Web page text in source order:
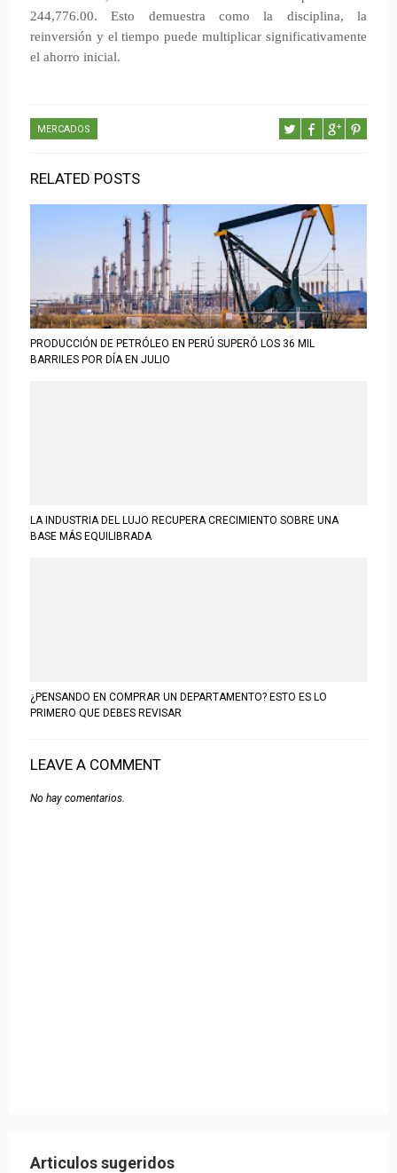
244,776.00. Esto demuestra como la disciplina, la
reinversión y el tiempo puede multiplicar significativamente
el ahorro inicial.
MERCADOS
RELATED POSTS
PRODUCCIÓN DE PETRÓLEO EN PERÚ SUPERÓ LOS 36 MIL
BARRILES POR DÍA EN JULIO
LA INDUSTRIA DEL LUJO RECUPERA CRECIMIENTO SOBRE UNA
BASE MÁS EQUILIBRADA
¿PENSANDO EN COMPRAR UN DEPARTAMENTO? ESTO ES LO
PRIMERO QUE DEBES REVISAR
LEAVE A COMMENT
No hay comentarios.
Articulos sugeridos